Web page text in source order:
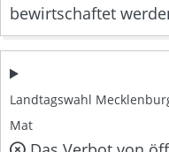
bewirtschaftet
Landtagswahl
Mat